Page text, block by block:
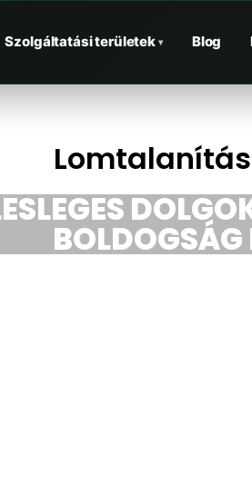
Szolgáltatási területek ▾ Blog
BOLDOGSÁG